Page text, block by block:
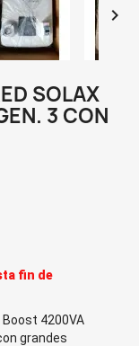

SOLAX
3 CON
fin de
Boost 4200VA
grandes